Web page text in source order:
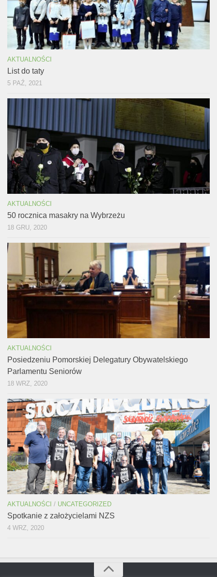
AKTUALNOŚCI
List do taty
5 PAŹ, 2021
AKTUALNOŚCI
50 rocznica masakry na Wybrzeżu
18 GRU, 2020
AKTUALNOŚCI
Posiedzeniu Pomorskiej Delegatury Obywatelskiego
Parlamentu Seniorów
18 WRZ, 2020
AKTUALNOŚCI / UNCATEGORIZED
Spotkanie z założycielami NZS
4 WRZ, 2020